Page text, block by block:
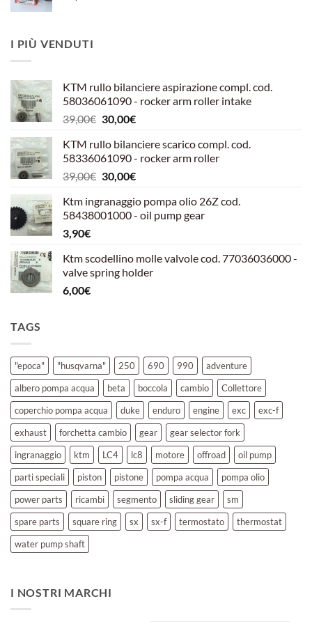
I PIÙ VENDUTI
KTM rullo bilanciere aspirazione compl. cod.
58036061090 - rocker arm roller intake
39,00€ Il
originale
era:
39,00€.
30,00€Il
attuale
è:
30,00€.
KTM rullo bilanciere scarico compl. cod.
58336061090 - rocker arm roller
39,00€ Il
originale
era:
30,00€Il
attuale
è:
Ktm ingranaggio pompa olio 26Z cod.
58438001000 - oil pump gear
3,90€
Ktm scodellino molle valvole cod. 77036036000 -
valve spring holder
6,00€
TAGS
"epoca" "husqvarna" 250 690 990
adventure
albero pompa acqua
beta boccola cambio
Collettore
coperchio pompa acqua
duke enduro engine exc
exc-f
exhaust
forchetta cambio gear
gear selector fork
ingranaggio
ktm LC4 lc8 motore offroad
oil pump
parti speciali
piston pistone pompa acqua
pompa olio
power parts
ricambi segmento sliding gear
sm
spare parts
square ring sx sx-f termostato
thermostat
water pump shaft
I NOSTRI MARCHI